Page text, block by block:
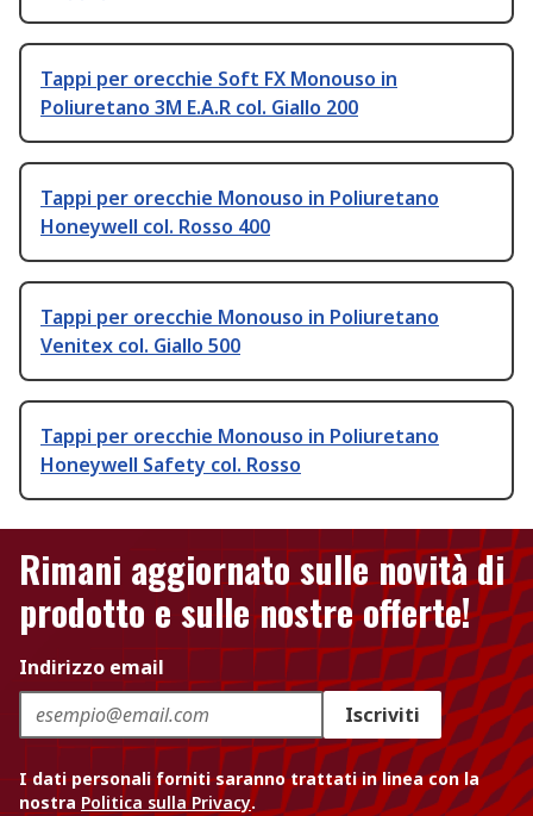
Tappi per orecchie Soft FX Monouso in
Poliuretano 3M E.A.R col. Giallo 200
Tappi per orecchie Monouso in Poliuretano
Honeywell col. Rosso 400
Tappi per orecchie Monouso in Poliuretano
Venitex col. Giallo 500
Tappi per orecchie Monouso in Poliuretano
Honeywell Safety col. Rosso
Rimani aggiornato sulle novità di
prodotto e sulle nostre offerte!
Indirizzo email
Iscriviti
I dati personali forniti saranno trattati in linea con la
nostra Politica sulla Privacy.